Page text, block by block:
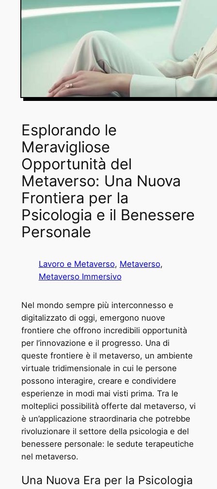
Esplorando le
Meravigliose
Opportunità del
Metaverso: Una Nuova
Frontiera per la
Psicologia e il Benessere
Personale
Lavoro e Metaverso, Metaverso
Metaverso Immersivo
Nel mondo sempre più interconnesso e
digitalizzato di oggi, emergono nuove
frontiere che offrono incredibili opportunità
per l’innovazione e il progresso. Una di
queste frontiere è il metaverso, un ambiente
virtuale tridimensionale in cui le persone
possono interagire, creare e condividere
esperienze in modi mai visti prima. Tra le
molteplici possibilità offerte dal metaverso, vi
è un’applicazione straordinaria che potrebbe
rivoluzionare il settore della psicologia e del
benessere personale: le sedute terapeutiche
nel metaverso.
Una Nuova Era per la Psicologia